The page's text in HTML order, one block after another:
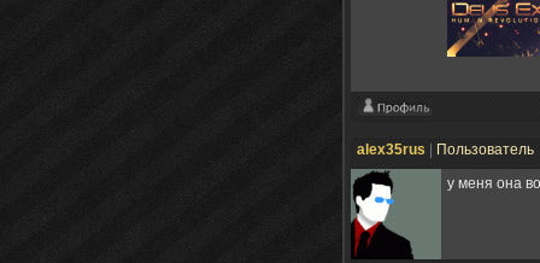
alex35rus Пользователь
у меня она